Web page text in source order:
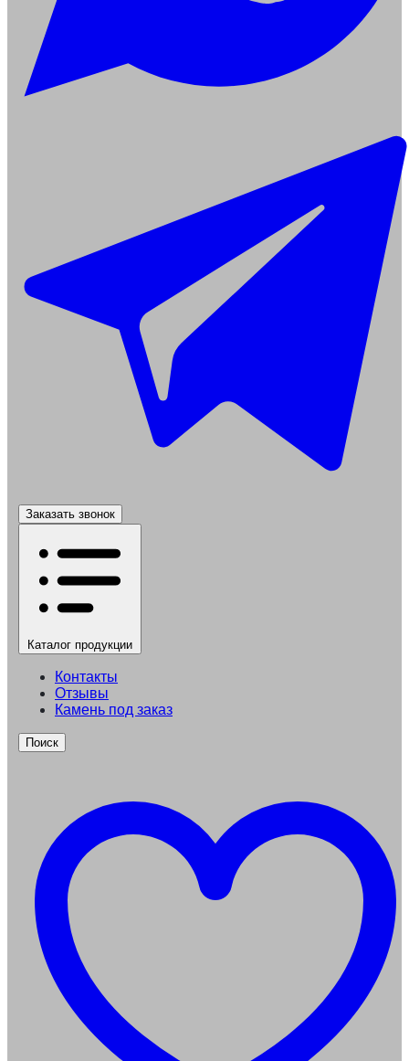
Заказать звонок
Каталог продукции
Контакты
Отзывы
Камень под заказ
Поиск